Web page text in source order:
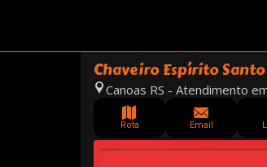
Chaveiro Espírito
Canoas RS - Atendimento
Rota Email